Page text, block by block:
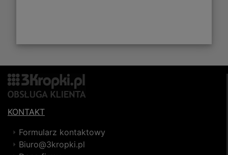
KONTAKT
Formularz kontaktowy
Biuro@3kropki.pl